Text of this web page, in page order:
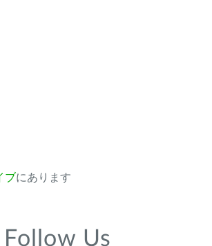
ブにあります
Follow Us